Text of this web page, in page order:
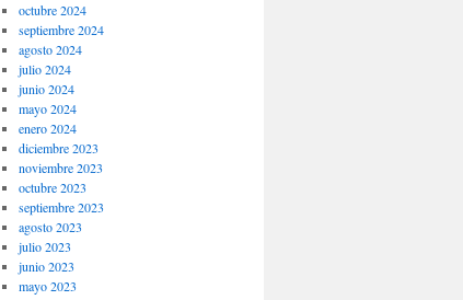
octubre 2024
septiembre 2024
agosto 2024
julio 2024
junio 2024
mayo 2024
enero 2024
diciembre 2023
noviembre 2023
octubre 2023
septiembre 2023
agosto 2023
julio 2023
junio 2023
mayo 2023